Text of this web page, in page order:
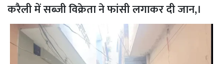
करैली में सब्जी विक्रेता ने फांसी लगाकर दी जान,।